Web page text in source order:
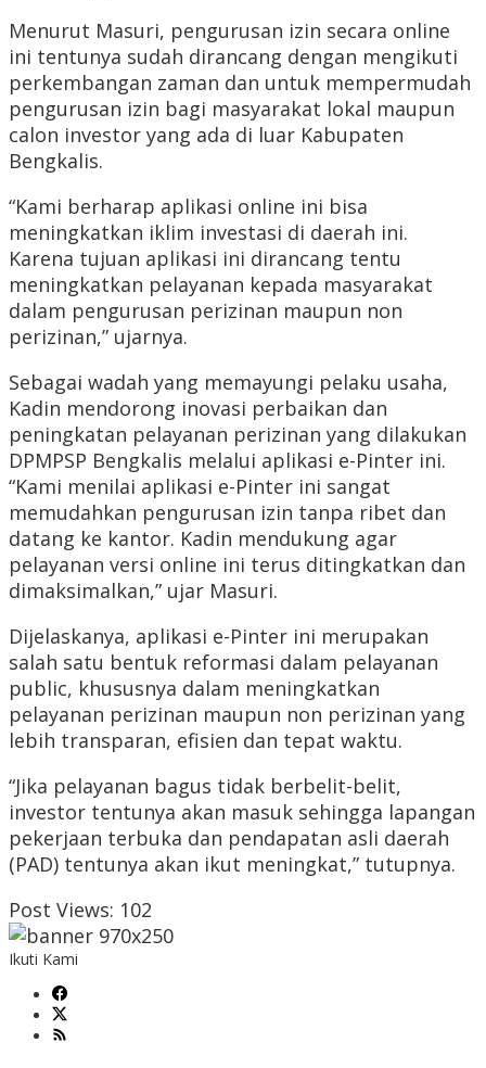
Menurut Masuri, pengurusan izin secara online
ini tentunya sudah dirancang dengan mengikuti
perkembangan zaman dan untuk mempermudah
pengurusan izin bagi masyarakat lokal maupun
calon investor yang ada di luar Kabupaten
Bengkalis.
“Kami berharap aplikasi online ini bisa
meningkatkan iklim investasi di daerah ini.
Karena tujuan aplikasi ini dirancang tentu
meningkatkan pelayanan kepada masyarakat
dalam pengurusan perizinan maupun non
perizinan,” ujarnya.
Sebagai wadah yang memayungi pelaku usaha,
Kadin mendorong inovasi perbaikan dan
peningkatan pelayanan perizinan yang dilakukan
DPMPSP Bengkalis melalui aplikasi e-Pinter ini.
“Kami menilai aplikasi e-Pinter ini sangat
memudahkan pengurusan izin tanpa ribet dan
datang ke kantor. Kadin mendukung agar
pelayanan versi online ini terus ditingkatkan dan
dimaksimalkan,” ujar Masuri.
Dijelaskanya, aplikasi e-Pinter ini merupakan
salah satu bentuk reformasi dalam pelayanan
public, khususnya dalam meningkatkan
pelayanan perizinan maupun non perizinan yang
lebih transparan, efisien dan tepat waktu.
“Jika pelayanan bagus tidak berbelit-belit,
investor tentunya akan masuk sehingga lapangan
pekerjaan terbuka dan pendapatan asli daerah
(PAD) tentunya akan ikut meningkat,” tutupnya.
Post Views: 102
Ikuti Kami